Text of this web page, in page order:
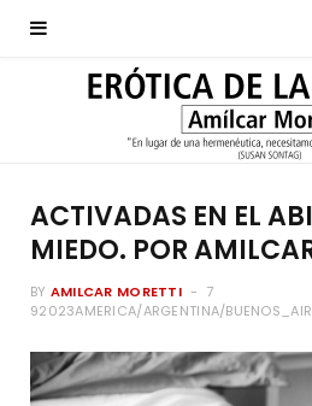
ACTIVADAS EN EL
MIEDO. POR
BY AMILCAR MORETTI
7
92023AMERICA/ARGENTINA/